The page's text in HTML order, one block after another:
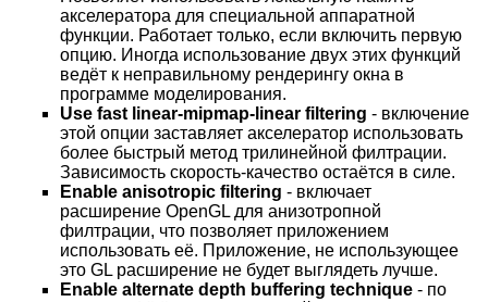
акселератора для специальной аппаратной
функции. Работает только, если включить первую
опцию. Иногда использование двух этих функций
ведёт к неправильному рендерингу окна в
программе моделирования.
Use fast linear-mipmap-linear filtering - включение
этой опции заставляет акселератор использовать
более быстрый метод трилинейной филтрации.
Зависимость скорость-качество остаётся в силе.
Enable anisotropic filtering - включает
расширение OpenGL для анизотропной
филтрации, что позволяет приложением
использовать её. Приложение, не использующее
это GL расширение не будет выглядеть лучше.
Enable alternate depth buffering technique - по